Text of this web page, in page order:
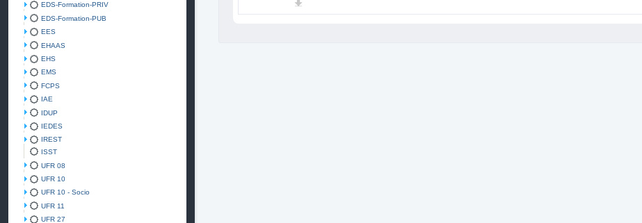
EDS-Formation-PRIV
EDS-Formation-PUB
EES
EHAAS
EHS
EMS
FCPS
IAE
IDUP
IEDES
IREST
ISST
UFR 08
UFR 10
UFR 10 - Socio
UFR 11
UFR 27